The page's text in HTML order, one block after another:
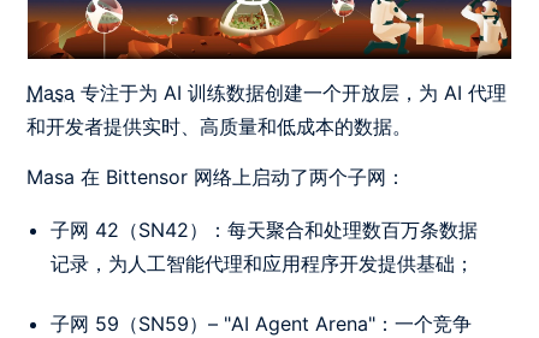
Masa 专注于为 AI 训练数据创建一个开放层，为 AI 代理
和开发者提供实时、高质量和低成本的数据。
Masa 在 Bittensor 网络上启动了两个子网：
子网 42 （SN42）：每天聚合和处理数百万条数据
记录，为人工智能代理和应用程序开发提供基础；
子网 59 （SN59）– "AI Agent Arena"：一个竞争